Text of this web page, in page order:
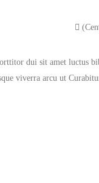
dui sit amet luctus
viverra arcu ut